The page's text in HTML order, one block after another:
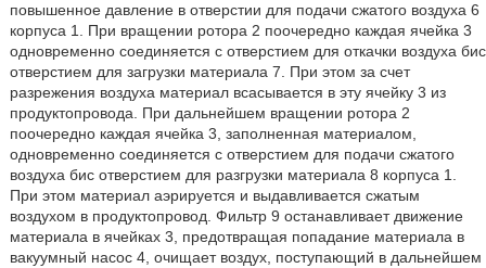
повышенное давление в отверстии для подачи сжатого воздуха 6
корпуса 1. При вращении ротора 2 поочередно каждая ячейка 3
одновременно соединяется с отверстием для откачки воздуха бис
отверстием для загрузки материала 7. При этом за счет
разрежения воздуха материал всасывается в эту ячейку 3 из
продуктопровода. При дальнейшем вращении ротора 2
поочередно каждая ячейка 3, заполненная материалом,
одновременно соединяется с отверстием для подачи сжатого
воздуха бис отверстием для разгрузки материала 8 корпуса 1.
При этом материал аэрируется и выдавливается сжатым
воздухом в продуктопровод. Фильтр 9 останавливает движение
материала в ячейках 3, предотвращая попадание материала в
вакуумный насос 4, очищает воздух, поступающий в дальнейшем